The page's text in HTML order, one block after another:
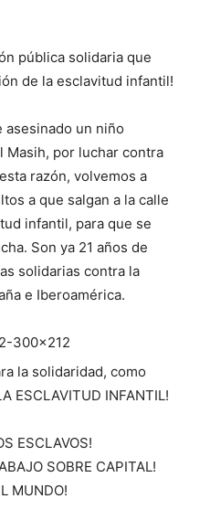
pública solidaria que
de la esclavitud infantil!
asesinado un niño
Masih, por luchar contra
razón, volvemos a
a que salgan a la calle
infantil, para que se
Son ya 21 años de
solidarias contra la
e Iberoamérica.
la solidaridad, como
ESCLAVITUD INFANTIL!
ESCLAVOS!
SOBRE CAPITAL!
MUNDO!